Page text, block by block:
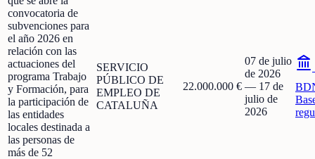
convocatoria de
subvenciones para
el año 2026 en
relación con las
actuaciones del
programa Trabajo
y Formación, para
la participación de
las entidades
locales destinada a
las personas de
más de 52
SERVICIO
PÚBLICO DE
EMPLEO DE
CATALUÑA
22.000.000 €
07 de julio
de 2026
— 17 de
julio de
2026